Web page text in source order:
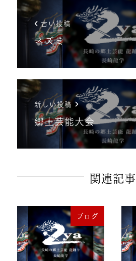
古い投稿
ネズミ
新しい投稿
郷土芸能大会
関連記事
ブログ